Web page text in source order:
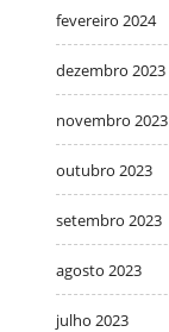
fevereiro 2024
dezembro 2023
novembro 2023
outubro 2023
setembro 2023
agosto 2023
julho 2023